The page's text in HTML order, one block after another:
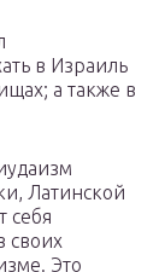
в Израиль
а также в
Латинской
себя
своих
Это